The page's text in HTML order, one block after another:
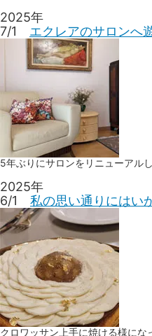
2025年
7/1 エクレアのサロンへ
5年ぶりにサロンをリニューアルし
2025年
6/1 私の思い通りにはい
クロワッサン上手に焼ける様にな